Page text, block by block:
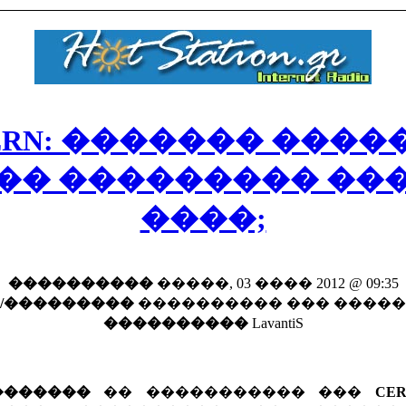
�������
���������
����;
���������������, 03 ���� 2012 @ 09:35
��������� ���������� ���
����������LavantiS
�� ����������� ���